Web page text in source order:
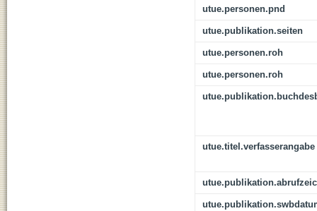
utue.personen.pnd
utue.publikation.seiten
utue.personen.roh
utue.personen.roh
utue.titel.verfasserangabe